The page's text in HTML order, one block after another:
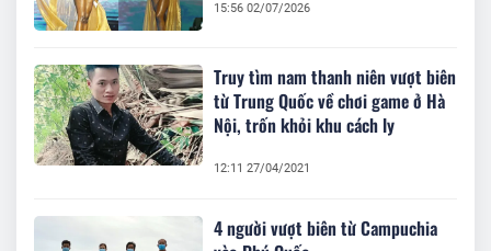
15:56 02/07/2026
Truy tìm nam thanh niên vượt biên
từ Trung Quốc về chơi game ở Hà
Nội, trốn khỏi khu cách ly
12:11 27/04/2021
4 người vượt biên từ Campuchia